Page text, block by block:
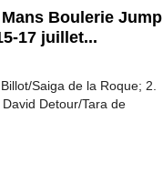
Mans Boulerie Jump
17 juillet...
Saiga de la Roque; 2.
Detour/Tara de